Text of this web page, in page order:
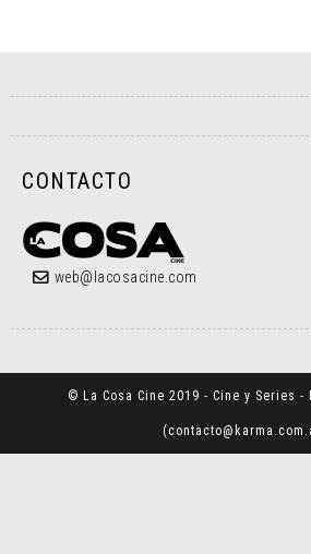
CONTACTO
web@lacosacine.com
© La Cosa Cine 2019 - Cine y Series -
(